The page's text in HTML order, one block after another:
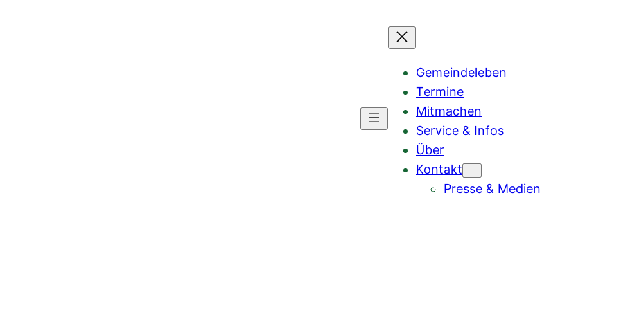
Gemeindeleben
Termine
Mitmachen
Service & Infos
Über
Kontakt
Presse & Medien